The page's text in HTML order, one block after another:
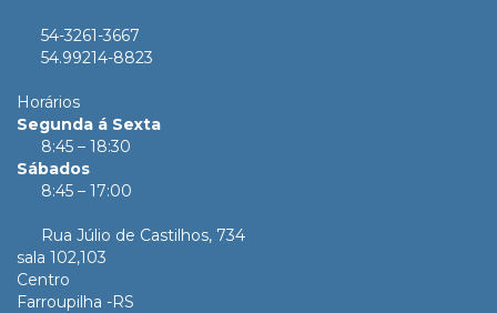
54-3261-3667
54.99214-8823
Horários
Segunda á Sexta
8:45 – 18:30
Sábados
8:45 – 17:00
Rua Júlio de Castilhos, 734
sala 102,103
Centro
Farroupilha -RS